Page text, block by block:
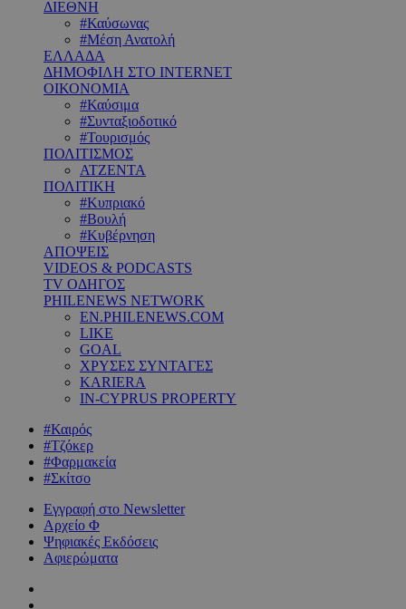
ΔΙΕΘΝΗ
#Καύσωνας
#Μέση Ανατολή
ΕΛΛΑΔΑ
ΔΗΜΟΦΙΛΗ ΣΤΟ INTERNET
ΟΙΚΟΝΟΜΙΑ
#Καύσιμα
#Συνταξιοδοτικό
#Τουρισμός
ΠΟΛΙΤΙΣΜΟΣ
ΑΤΖΕΝΤΑ
ΠΟΛΙΤΙΚΗ
#Κυπριακό
#Βουλή
#Κυβέρνηση
ΑΠΟΨΕΙΣ
VIDEOS & PODCASTS
TV ΟΔΗΓΟΣ
PHILENEWS NETWORK
EN.PHILENEWS.COM
LIKE
GOAL
ΧΡΥΣΕΣ ΣΥΝΤΑΓΕΣ
KARIERA
IN-CYPRUS PROPERTY
#Καιρός
#Τζόκερ
#Φαρμακεία
#Σκίτσο
Εγγραφή στο Newsletter
Αρχείο Φ
Ψηφιακές Εκδόσεις
Αφιερώματα